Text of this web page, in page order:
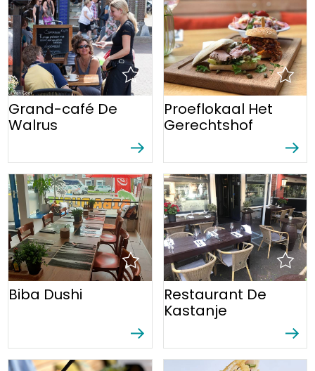
Grand-café De
Walrus
Proeflokaal Het
Gerechtshof
Biba Dushi
Restaurant De
Kastanje